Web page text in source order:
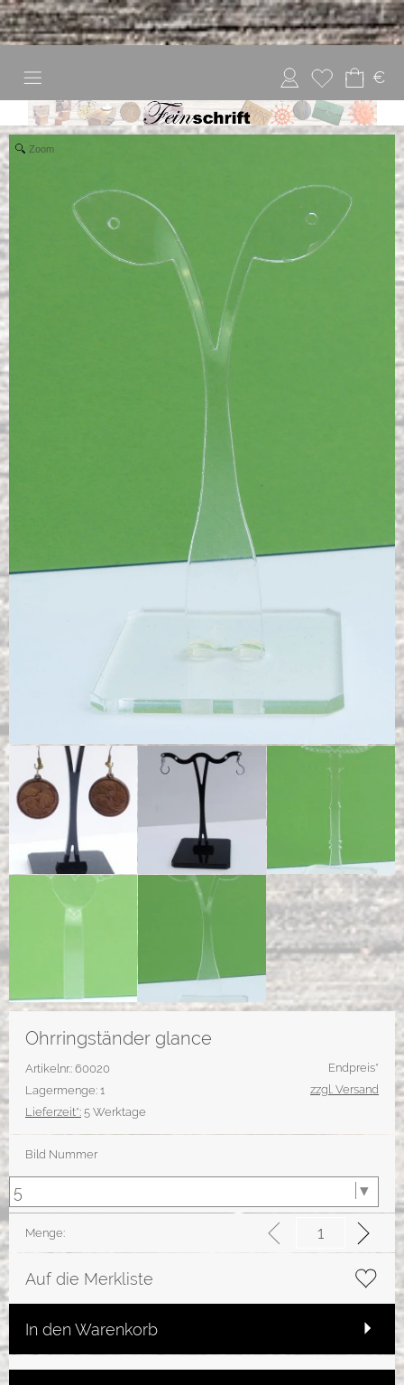
€
Zoom
Ohrringständer glance
Artikelnr.: 60020
Lagermenge: 1
Lieferzeit*: 5 Werktage
Endpreis*
zzgl. Versand
Bild Nummer
Menge:
Auf die Merkliste
In den Warenkorb